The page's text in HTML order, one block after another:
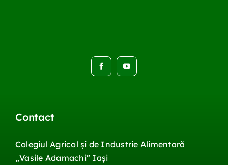
Contact
Colegiul Agricol și de Industrie Alimentară
„Vasile Adamachi” Iași